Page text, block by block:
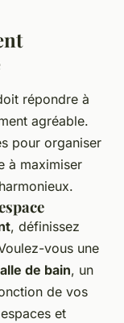
répondre à
agréable.
pour organiser
à maximiser
, définissez
vous une
de bain, un
de vos
et